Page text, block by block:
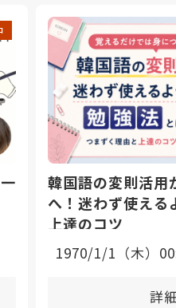
韓国語の変則活用
へ！迷わず使える
上達のコツ
1970/1/1（木）
詳